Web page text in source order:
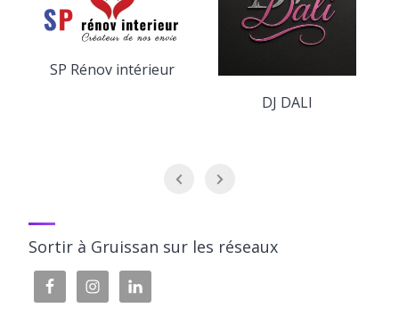
SP Rénov intérieur
DJ DALI
Sortir à Gruissan sur les réseaux